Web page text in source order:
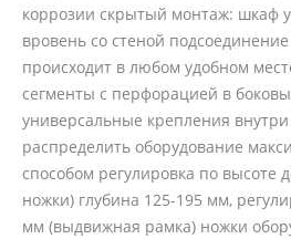
коррозии скрытый монтаж: шкаф
вровень со стеной
происходит в любом удобном
сегменты с перфорацией в
универсальные крепления
распределить оборудование
способом регулировка по
ножки) глубина 125-195 мм,
мм (выдвижная рамка) ножки